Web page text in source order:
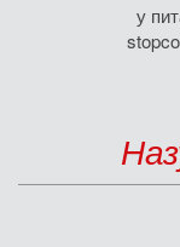
у